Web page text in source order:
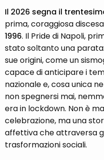
Il 2026 segna il
prima, coraggiosa
1996. Il Pride di Napoli,
stato soltanto una
sue origini, come un
capace di anticipare i
nazionale e, cosa unica
non spegnersi mai,
era in lockdown. Non è
celebrazione, ma una
affettiva che attraversa
trasformazioni sociali.